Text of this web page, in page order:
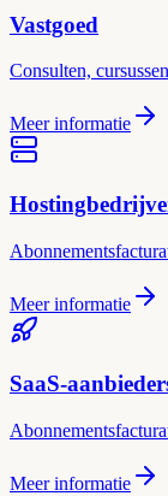
Vastgoed
Consulten,
Meer informatie
Meer informatie
SaaS-
Meer informatie